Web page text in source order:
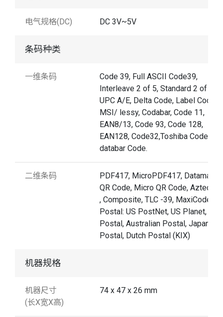
电气规格(DC) DC 3V~5V
条码种类
一维条码
Code 39, Full ASCII Code39,
Interleave 2 of 5, Standard 2 of 5,
UPC A/E, Delta Code, Label Code,
MSI/ lessy, Codabar, Code 11,
EAN8/13, Code 93, Code 128,
EAN128, Code32,Toshiba Code,
databar Code.
二维条码
PDF417, MicroPDF417, Datamatrix,
QR Code, Micro QR Code, Aztec,
, Composite, TLC -39, MaxiCode.
Postal: US PostNet, US Planet, UK
Postal, Australian Postal, Japan
Postal, Dutch Postal (KIX)
机器规格
机器尺寸
(长X宽X高)
74 x 47 x 26 mm